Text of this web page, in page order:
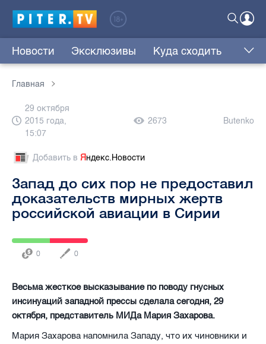
Новости Эксклюзивы Куда сходить
Главная
29 октября
2015 года,
15:07
2673 Butenko
Добавить в Яндекс.Новости
Запад до сих пор не предоставил
доказательств мирных жертв
российской авиации в Сирии
0 0
Весьма жесткое высказывание по поводу гнусных
инсинуаций западной прессы сделала сегодня, 29
октября, представитель МИДа Мария Захарова.
Мария Захарова напомнила Западу, что их чиновники и